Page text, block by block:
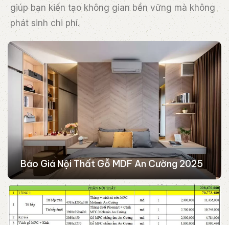
giúp bạn kiến tạo không gian bền vững mà không
phát sinh chi phí.
Báo Giá Nội Thất Gỗ MDF An Cường 2025